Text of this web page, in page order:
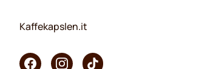
Kaffekapslen.it